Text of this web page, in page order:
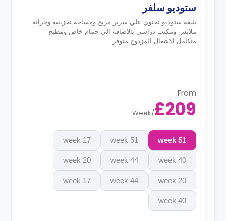
ستوديو سلفر
شقه ستوديو تحتوي علي سرير مريح ومساحه تخزينيه وخزانه
ملابس ومكتب دراسي بالاضافه الي حمام خاص ومطبخ
متكامل الاشغال المزدوج متوفر
From
£209
/
Week
51 week
51 week
17 week
40 week
44 week
20 week
20 week
44 week
17 week
40 week